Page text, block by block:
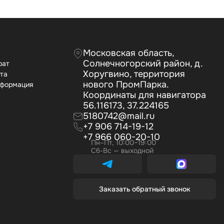
Московская область,
Солнечногорский район, д.
Хоругвино, территория
нового ПромПарка.
Координаты для навигатора
56.116173, 37.224165
5180742@mail.ru
+7 906 714-19-12
+7 966 060-20-10
Пн–Пт, 10:00–19:00
Сб-Вс — выходной
Заказать обратный звонок